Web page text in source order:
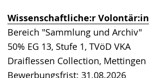
Wissenschaftliche:r Volontär:in
Bereich "Sammlung und Archiv"
50% EG 13, Stufe 1, TVöD VKA
Draiflessen Collection, Mettingen
Bewerbungsfrist: 31.08.2026